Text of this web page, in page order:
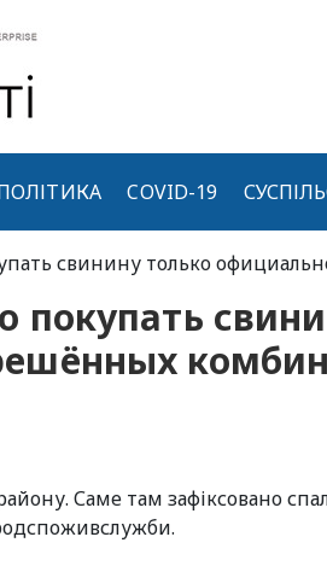
COVID-19
свинину только
покупать
Саме там зафіксовано